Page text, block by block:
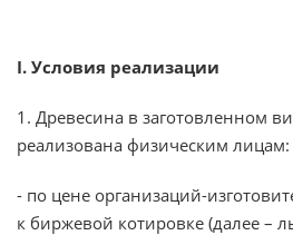
I. Условия реализации
1. Древесина в заготовленном
реализована физическим лицам:
- по цене организаций-
к биржевой котировке (далее –